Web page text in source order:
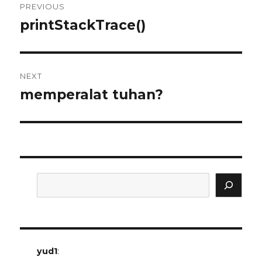
navigation
PREVIOUS
Previous
printStackTrace()
NEXT
Next
memperalat tuhan?
yud1: